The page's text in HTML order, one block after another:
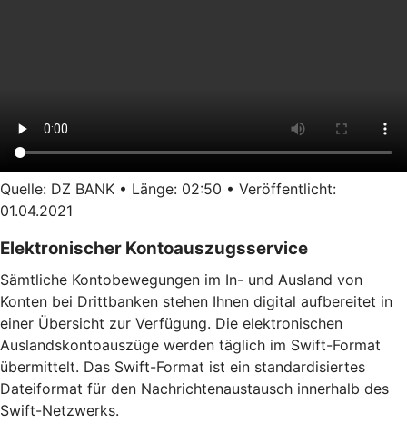
Quelle: DZ BANK • Länge: 02:50 • Veröffentlicht:
01.04.2021
Elektronischer Kontoauszugsservice
Sämtliche Kontobewegungen im In- und Ausland von
Konten bei Drittbanken stehen Ihnen digital aufbereitet in
einer Übersicht zur Verfügung. Die elektronischen
Auslandskontoauszüge werden täglich im Swift-Format
übermittelt. Das Swift-Format ist ein standardisiertes
Dateiformat für den Nachrichtenaustausch innerhalb des
Swift-Netzwerks.